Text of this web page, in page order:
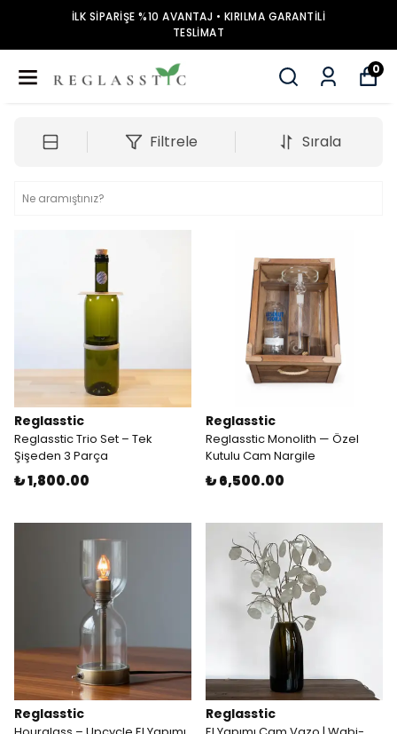
İLK SİPARİŞE %10 AVANTAJ • KIRILMA GARANTİLİ
TESLİMAT
0
Filtrele Sırala
Reglasstic
Reglasstic Trio Set – Tek
Şişeden 3 Parça
₺ 1,800.00
Reglasstic
Reglasstic Monolith — Özel
Kutulu Cam Nargile
₺ 6,500.00
Reglasstic Reglasstic